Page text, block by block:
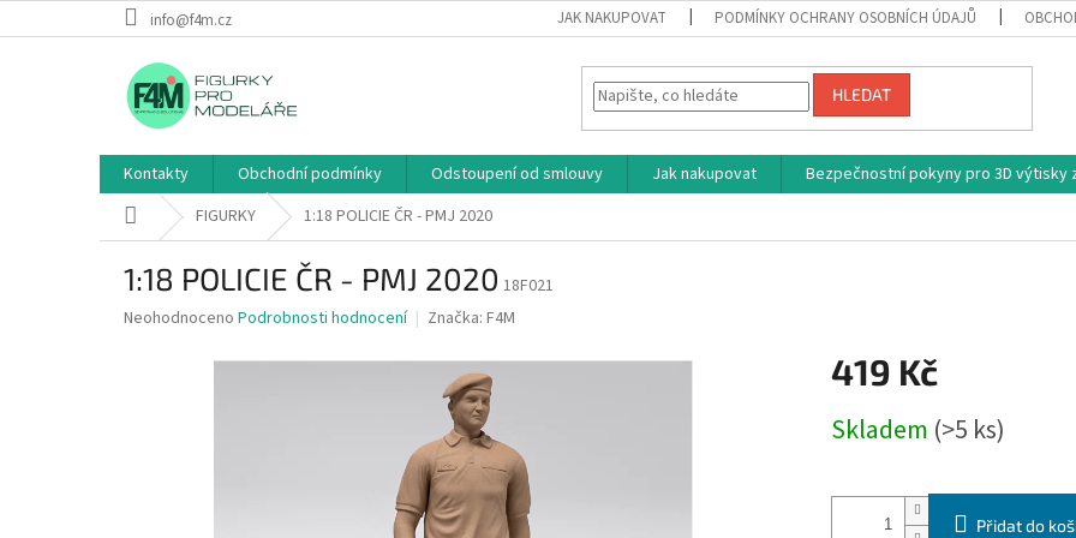
na
info@f4m.cz JAK NAKUPOVAT PODMÍNKY OCHRANY OSOBNÍCH ÚDAJŮ
HLEDAT
Kontakty Obchodní podmínky Odstoupení od smlouvy Jak nakupovat Bezpečnostní pokyny pro 3D výtisky
Domů FIGURKY 1:18 POLICIE ČR - PMJ 2020
1:18 POLICIE ČR - PMJ 2020 18F021
Průměrné
Neohodnoceno Podrobnosti hodnocení Značka: F4M
419 Kč
cena:
Skladem (>5 ks)
Přidat do